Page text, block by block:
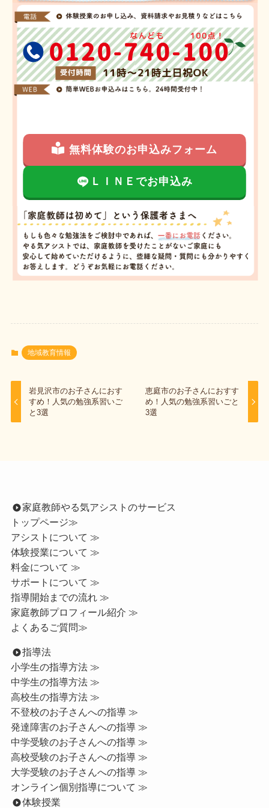
無料体験のお申込みフォーム
ＬＩＮＥでお申込み
地域教育情報
岩見沢市のお子さんにおす
すめ！人気の勉強系習いご
と3選
恵庭市のお子さんにおすす
め！人気の勉強系習いごと
3選
家庭教師やる気アシストのサービス
トップページ≫
アシストについて ≫
体験授業について ≫
料金について ≫
サポートについて ≫
指導開始までの流れ ≫
家庭教師プロフィール紹介 ≫
よくあるご質問≫
指導法
小学生の指導方法 ≫
中学生の指導方法 ≫
高校生の指導方法 ≫
不登校のお子さんへの指導 ≫
発達障害のお子さんへの指導 ≫
中学受験のお子さんへの指導 ≫
高校受験のお子さんへの指導 ≫
大学受験のお子さんへの指導 ≫
オンライン個別指導について ≫
体験授業